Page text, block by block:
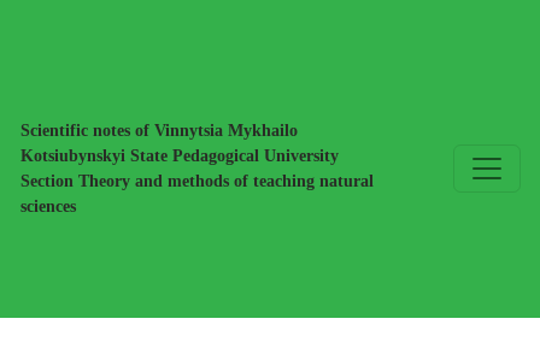
Scientific notes of Vinnytsia Mykhailo
Kotsiubynskyi State Pedagogical University
Section Theory and methods of teaching natural
sciences